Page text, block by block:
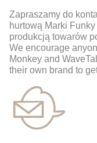
Zapraszamy do
hurtową Marki
produkcją towarów
We encourage
Monkey and
their own brand to